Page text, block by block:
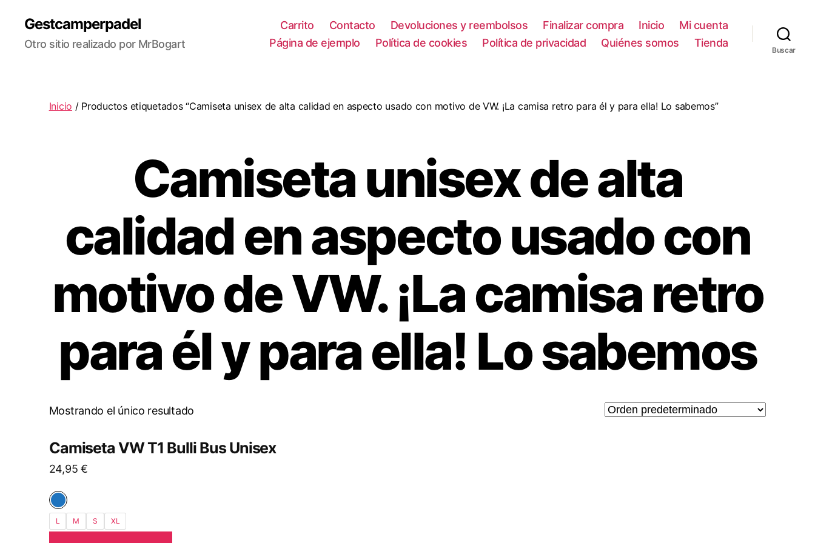
Gestcamperpadel
Otro sitio realizado por MrBogart
Carrito Contacto Devoluciones y reembolsos Finalizar compra Inicio
Mi cuenta
Página de ejemplo
Política de cookies Política de privacidad Quiénes somos Tienda
Buscar
Inicio / Productos etiquetados “Camiseta unisex de alta calidad en aspecto usado con motivo de VW. ¡La camisa retro para él y para ella! Lo sabemos”
Camiseta unisex de alta
calidad en aspecto usado con
motivo de VW. ¡La camisa retro
para él y para ella! Lo sabemos
Mostrando el único resultado
Camiseta VW T1 Bulli Bus Unisex
24,95€
L M S XL
producto
tiene
variantes.
Las
opciones